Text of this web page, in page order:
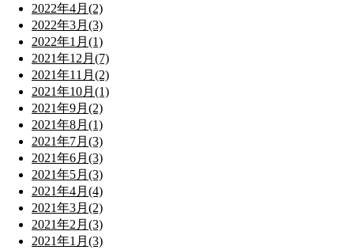
2022年4月(2)
2022年3月(3)
2022年1月(1)
2021年12月(7)
2021年11月(2)
2021年10月(1)
2021年9月(2)
2021年8月(1)
2021年7月(3)
2021年6月(3)
2021年5月(3)
2021年4月(4)
2021年3月(2)
2021年2月(3)
2021年1月(3)